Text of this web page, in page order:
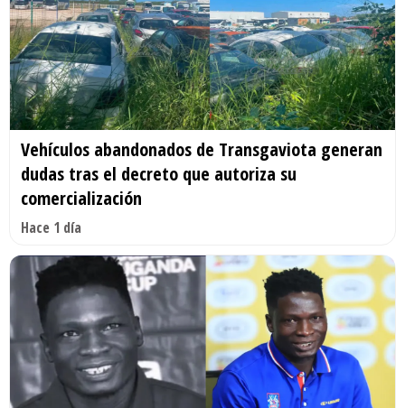
Vehículos abandonados de Transgaviota generan
dudas tras el decreto que autoriza su
comercialización
Hace 1 día